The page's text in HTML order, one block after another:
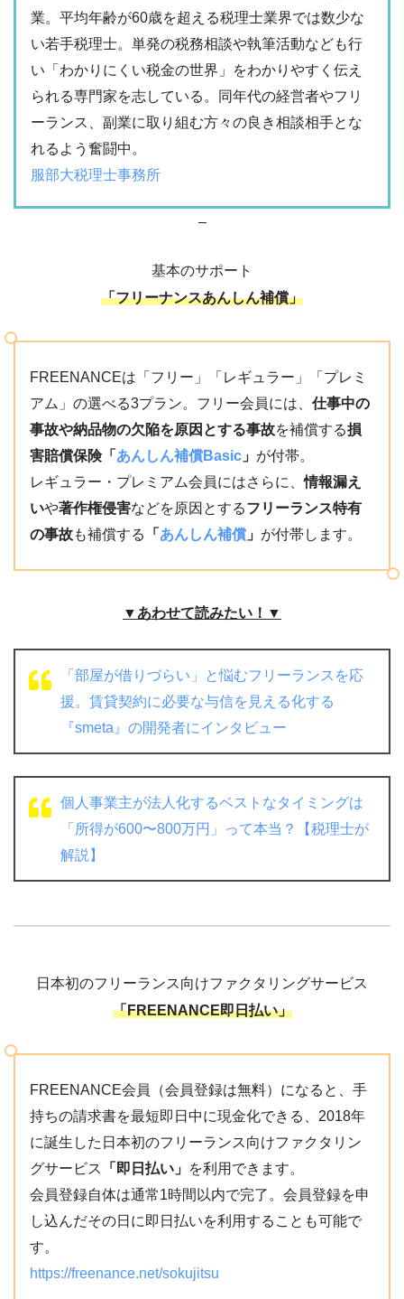
業。平均年齢が60歳を超える税理士業界では数少な
い若手税理士。単発の税務相談や執筆活動なども行
い「わかりにくい税金の世界」をわかりやすく伝え
られる専門家を志している。同年代の経営者やフリ
ーランス、副業に取り組む方々の良き相談相手とな
れるよう奮闘中。
服部大税理士事務所
–
基本のサポート
「フリーナンスあんしん補償」
FREENANCEは「フリー」「レギュラー」「プレミ
アム」の選べる3プラン。フリー会員には、 仕事中の
事故や納品物の欠陥を原因とする事故を補償する損
害賠償保険「 あんしん補償Basic 」 が付帯。
レギュラー・プレミアム会員にはさらに、情報漏え
いや著作権侵害などを原因とするフリーランス特有
の事故も補償する 「 あんしん補償 」 が付帯します。
▼あわせて読みたい！▼
「部屋が借りづらい」と悩むフリーランスを応
援。賃貸契約に必要な与信を見える化する
『smeta』の開発者にインタビュー
個人事業主が法人化するベストなタイミングは
「所得が600〜800万円」って本当？【税理士が
解説】
日本初のフリーランス向けファクタリングサービス
「FREENANCE即日払い」
FREENANCE会員（会員登録は無料）になると、手
持ちの請求書を最短即日中に現金化できる、2018年
に誕生した日本初のフリーランス向けファクタリン
グサービス
「即日払い」 を利用できます。
会員登録自体は通常1時間以内で完了。会員登録を申
し込んだその日に即日払いを利用することも可能で
す。
https://freenance.net/sokujitsu